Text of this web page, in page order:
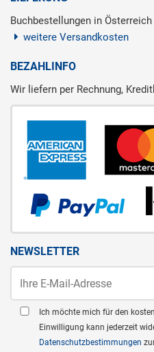
Buchbestellungen in Österreich
weitere Versandkosten
BEZAHLINFO
Wir liefern per Rechnung,
NEWSLETTER
Ich möchte mich für den
Einwilligung kann jederzeit
Datenschutzbestimmungen